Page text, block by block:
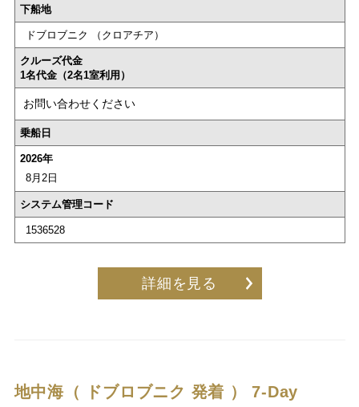
下船地
ドブロブニク （クロアチア）
クルーズ代金
1名代金（2名1室利用）
お問い合わせください
乗船日
2026年
8月2日
システム管理コード
1536528
詳細を見る
地中海（ ドブロブニク 発着 ）7-Day